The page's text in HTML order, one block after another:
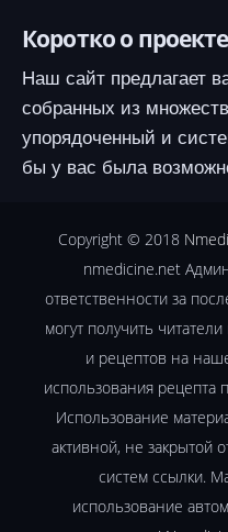
Коротко о
Наш сайт предлагает
собранных из
упорядоченный и
бы у вас была
Copyright © 2018
nmedicine.net
ответственности за
могут получить
и рецептов на
использования рецепта
Использование
активной, не закрытой
систем ссылки.
использование